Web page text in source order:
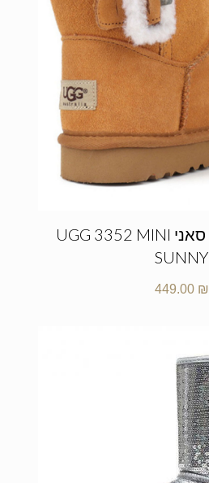
מגפי האגג דגם סאני UGG 3352 MINI
SUNNY
449.00 ₪